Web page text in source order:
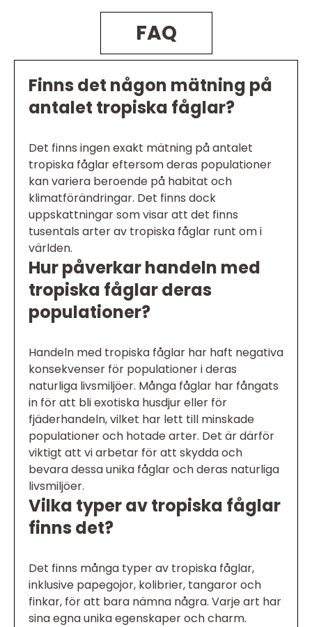
FAQ
Finns det någon mätning på
antalet tropiska fåglar?
Det finns ingen exakt mätning på antalet
tropiska fåglar eftersom deras populationer
kan variera beroende på habitat och
klimatförändringar. Det finns dock
uppskattningar som visar att det finns
tusentals arter av tropiska fåglar runt om i
världen.
Hur påverkar handeln med
tropiska fåglar deras
populationer?
Handeln med tropiska fåglar har haft negativa
konsekvenser för populationer i deras
naturliga livsmiljöer. Många fåglar har fångats
in för att bli exotiska husdjur eller för
fjäderhandeln, vilket har lett till minskade
populationer och hotade arter. Det är därför
viktigt att vi arbetar för att skydda och
bevara dessa unika fåglar och deras naturliga
livsmiljöer.
Vilka typer av tropiska fåglar
finns det?
Det finns många typer av tropiska fåglar,
inklusive papegojor, kolibrier, tangaror och
finkar, för att bara nämna några. Varje art har
sina egna unika egenskaper och charm.